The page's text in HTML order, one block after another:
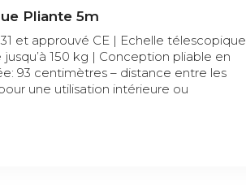
Pliante 5m
et approuvé CE | Echelle télescopique
150 kg | Conception pliable en
93 centimètres – distance entre les
une utilisation intérieure ou